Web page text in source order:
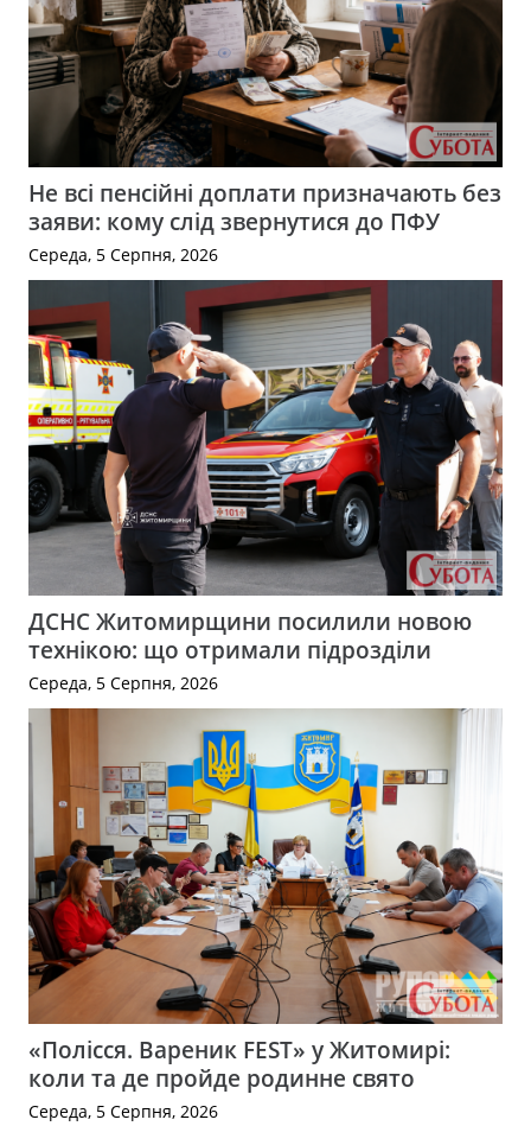
Не всі пенсійні доплати призначають без
заяви: кому слід звернутися до ПФУ
Середа, 5 Серпня, 2026
ДСНС Житомирщини посилили новою
технікою: що отримали підрозділи
Середа, 5 Серпня, 2026
«Полісся. Вареник FEST» у Житомирі:
коли та де пройде родинне свято
Середа, 5 Серпня, 2026